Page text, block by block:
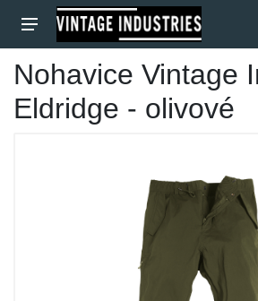
Nohavice Vintage
Eldridge - olivové